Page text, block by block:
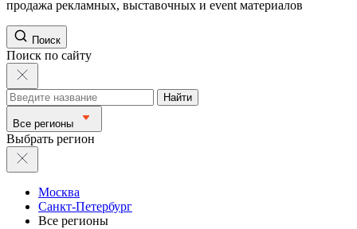
продажа рекламных, выставочных и event материалов
Поиск
Поиск по сайту
Найти
Все регионы
Выбрать регион
Москва
Санкт-Петербург
Все регионы